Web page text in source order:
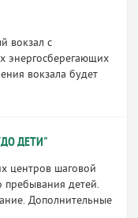
вокзал с
энергосберегающих
вокзала будет
ДЕТИ"
центров шаговой
пребывания детей.
Дополнительные